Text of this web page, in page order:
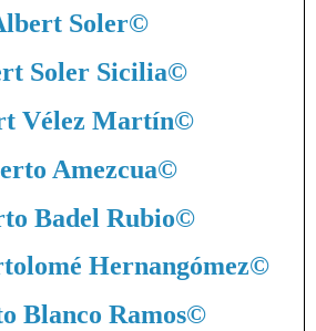
Soler©
Soler Sicilia©
Vélez Martín©
Amezcua©
Badel Rubio©
Hernangómez©
Blanco Ramos©